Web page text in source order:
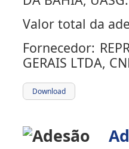
Valor total da
Fornecedor:
GERAIS LTDA,
Download